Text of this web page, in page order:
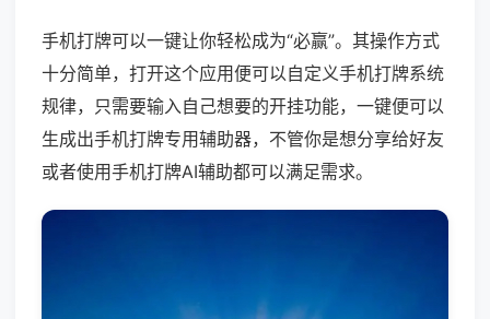
手机打牌可以一键让你轻松成为“必赢”。其操作方式
十分简单，打开这个应用便可以自定义手机打牌系统
规律，只需要输入自己想要的开挂功能，一键便可以
生成出手机打牌专用辅助器，不管你是想分享给好友
或者使用手机打牌AI辅助都可以满足需求。